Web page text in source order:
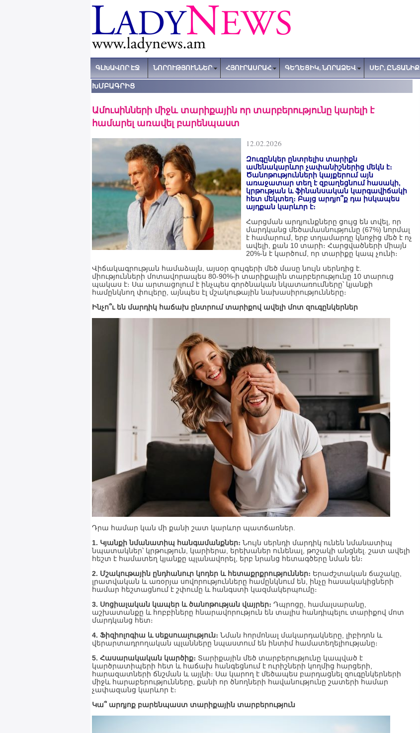
ԳԼԽԱՎՈՐ ԷՋ ՆՈՐՈՒԹՅՈՒՆՆԵՐ ՀՅՈՒՐԱՍՐԱՀ ԳԵՂԵՑԻԿ, ՆՈՐԱՁԵՎ ՍԵՐ, ԸՆՏԱՆԻՔ
ԽՄԲԱԳՐԻՑ
Ամուսինների միջև տարիքային որ տարբերությունը կարելի է
համարել առավել բարենպաստ
12.02.2026
Զուգընկեր ընտրելիս տարիքն
ամենակարևոր չափանիշներից մեկն է։
Ծանոթությունների կայքերում այն
առաջատար տեղ է զբաղեցնում հասակի,
կրթության և ֆինանսական կարգավիճակի
հետ մեկտեղ։ Բայց արդյո՞ք դա իսկապես
այդքան կարևոր է։
Հարցման արդյունքները ցույց են տվել, որ
մարդկանց մեծամասնությունը (67%) նորմալ
է համարում, երբ տղամարդը կնոջից մեծ է ոչ
ավելի, քան 10 տարի։ Հարցվածների միայն
20%-ն է կարծում, որ տարիքը կապ չունի։
Վիճակագրության համաձայն, այսօր զույգերի մեծ մասը նույն սերնդից է.
միությունների մոտավորապես 80-90%-ի տարիքային տարբերությունը 10 տարուց
պակաս է։ Սա արտացոլում է ինչպես գործնական նկատառումները՝ կյանքի
համընկնող փուլերը, այնպես էլ մշակութային նախասիրությունները։
Ինչո՞ւ են մարդիկ հաճախ ընտրում տարիքով ավելի մոտ զուգընկերներ
Դրա համար կան մի քանի շատ կարևոր պատճառներ.
1. Կյանքի նմանատիպ հանգամանքներ։ Նույն սերնդի մարդիկ ունեն նմանատիպ
նպատակներ՝ կրթություն, կարիերա, երեխաներ ունենալ, թոշակի անցնել. շատ ավելի
հեշտ է համատեղ կյանքը պլանավորել, երբ նրանց հետագծերը նման են։
2. Մշակութային ընդհանուր կոդեր և հետաքրքրություններ։ Երաժշտական ճաշակը,
լրատվական և առօրյա սովորությունները համընկնում են, ինչը հասակակիցների
համար հեշտացնում է շփումը և հանգստի կազմակերպումը։
3. Սոցիալական կապեր և ծանոթության վայրեր։ Դպրոցը, համալսարանը,
աշխատանքը և հոբբիները հնարավորություն են տալիս հանդիպելու տարիքով մոտ
մարդկանց հետ։
4. Ֆիզիոլոգիա և սեքսուալություն։ Նման հորմոնալ մակարդակները, լիբիդոն և
վերարտադրողական պլանները նպաստում են ինտիմ համատեղելիությանը։
5. Հասարակական կարծիք։ Տարիքային մեծ տարբերությունը կապված է
կարծրատիպերի հետ և հաճախ հանգեցնում է ուրիշների կողմից հարցերի,
հարազատների ճնշման և այլնի։ Սա կարող է մեծապես բարդացնել զուգընկերների
միջև հարաբերությունները, քանի որ ծնողների հավանությունը շատերի համար
չափազանց կարևոր է։
Կա՞ արդյոք բարենպաստ տարիքային տարբերություն